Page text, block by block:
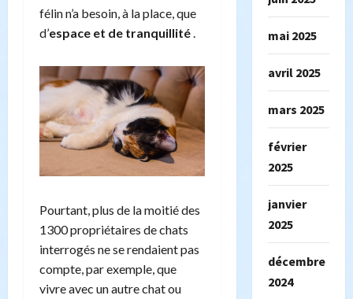
félin n’a besoin, à la place, que
d’espace et de tranquillité.
Pourtant, plus de la moitié des
1300 propriétaires de chats
interrogés ne se rendaient pas
compte, par exemple, que
vivre avec un autre chat ou
mai 2025
avril 2025
mars 2025
février
2025
janvier
2025
décembre
2024